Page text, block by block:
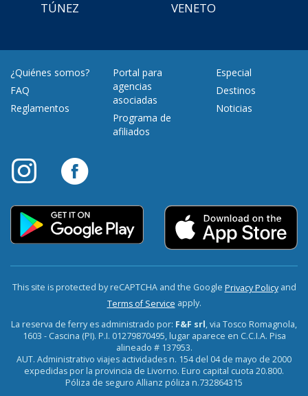
TÚNEZ
VENETO
¿Quiénes somos?
FAQ
Reglamentos
Portal para
agencias
asociadas
Programa de
afiliados
Especial
Destinos
Noticias
This site is protected by reCAPTCHA and the Google Privacy Policyand
Terms of Service apply.
La reserva de ferry es administrado por: F&F srl, via Tosco Romagnola,
1603 - Cascina (PI). P.I. 01279870495, lugar aparece en C.C.I.A. Pisa
alineado # 137953.
AUT. Administrativo viajes actividades n. 154 del 04 de mayo de 2000
expedidas por la provincia de Livorno. Euro capital cuota 20.800.
Póliza de seguro Allianz póliza n.732864315